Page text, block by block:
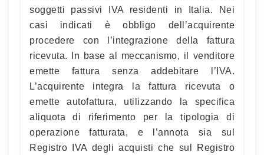
soggetti passivi IVA residenti in Italia. Nei
casi indicati è obbligo dell’acquirente
procedere con l’integrazione della fattura
ricevuta. In base al meccanismo, il venditore
emette fattura senza addebitare l’IVA.
L’acquirente integra la fattura ricevuta o
emette autofattura, utilizzando la specifica
aliquota di riferimento per la tipologia di
operazione fatturata, e l’annota sia sul
Registro IVA degli acquisti che sul Registro